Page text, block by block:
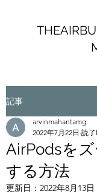
記事
AirPodsを
する方法
arvinmahantamg
2022年7月22日 読
更新日： 2022年8月13日